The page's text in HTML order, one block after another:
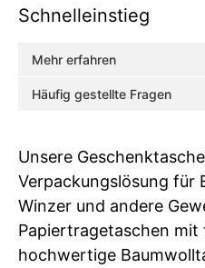
Schnelleinstieg
Mehr erfahren
Häufig gestellte Fragen
Unsere
Verpackungslösung für
Winzer und andere
Papiertragetaschen mit
hochwertige